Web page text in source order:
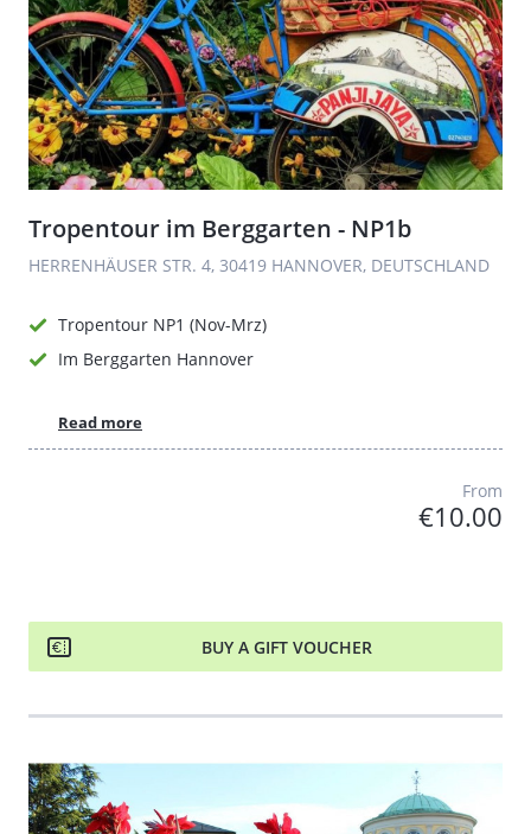
Tropentour im Berggarten - NP1b
HERRENHÄUSER STR. 4, 30419 HANNOVER, DEUTSCHLAND
Tropentour NP1 (Nov-Mrz)
Im Berggarten Hannover
Read more
From
€10.00
BUY A GIFT VOUCHER